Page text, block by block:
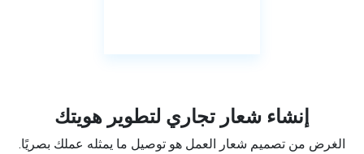
إنشاء شعار تجاري لتطوير هويتك
الغرض من تصميم شعار العمل هو توصيل ما يمثله عملك بصريًا.